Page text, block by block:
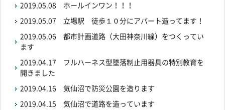
2019.05.08 ホールインワン！！！
2019.05.07 立場駅 徒歩１０分にアパート造ってます！
2019.05.06 都市計画道路（大田神奈川線）をつくってい
ます
2019.04.17
フルハーネス型墜落制止用器具の特別教育を
開きました
2019.04.16 気仙沼で防災公園を造ります
2019.04.15 気仙沼で道路を造っています